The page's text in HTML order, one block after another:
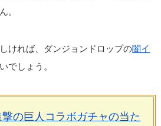
。
ければ、ダンジョンドロップの闇イ
でしょう。
撃の巨人コラボガチャの当た